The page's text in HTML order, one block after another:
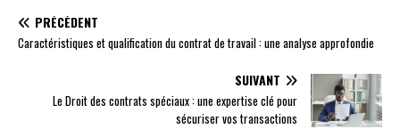
PRÉCÉDENT
Caractéristiques et qualification du contrat de travail : une analyse approfondie
SUIVANT
Le Droit des contrats spéciaux : une expertise clé pour
sécuriser vos transactions